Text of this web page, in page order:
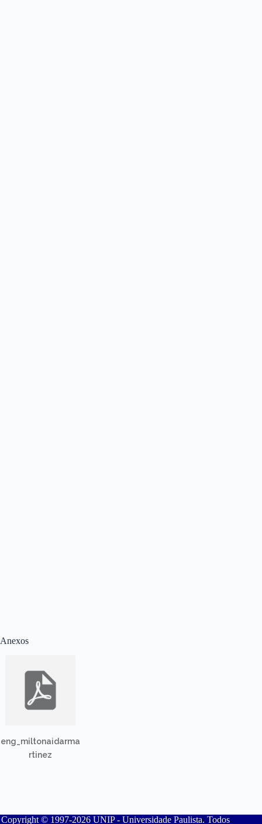
Anexos
eng_miltonaidarma
rtinez
Copyright © 1997-2026 UNIP - Universidade Paulista. Todos